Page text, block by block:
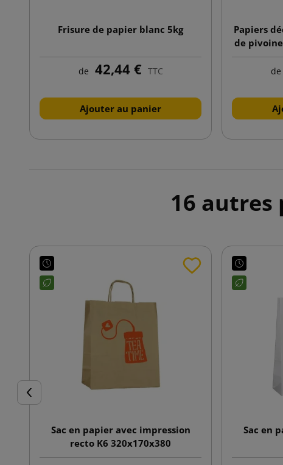
Frisure de papier blanc 5kg
de 42,44 € TTC
Ajouter au panier
Papiers
de pivoine
de
16 autres
Précédent
Sac en papier avec impression
recto K6 320x170x380
Sac en